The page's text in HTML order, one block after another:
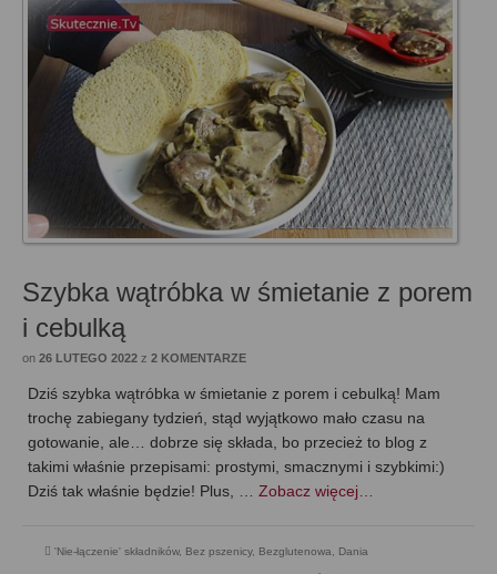
Szybka wątróbka w śmietanie z porem
i cebulką
on 26 LUTEGO 2022 z 2 KOMENTARZE
Dziś szybka wątróbka w śmietanie z porem i cebulką! Mam
trochę zabiegany tydzień, stąd wyjątkowo mało czasu na
gotowanie, ale… dobrze się składa, bo przecież to blog z
takimi właśnie przepisami: prostymi, smacznymi i szybkimi:)
Dziś tak właśnie będzie! Plus, … Zobacz więcej…
'Nie-łączenie' składników, Bez pszenicy, Bezglutenowa Dania